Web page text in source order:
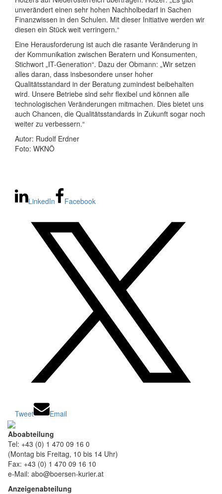
unverändert einen sehr hohen Nachholbedarf in Sachen
Finanzwissen in den Schulen. Mit dieser Initiative werden wir
diesen ein Stück weit verringern.“
Eine Herausforderung ist auch die rasante Veränderung in
der Kommunikation zwischen Beratern und Konsumenten,
Stichwort „IT-Generation“. Dazu der Obmann: „Wir setzen
alles daran, dass insbesondere unser hoher
Qualitätsstandard in der Beratung zumindest beibehalten
wird. Unsere Betriebe sind sehr flexibel und können alle
technologischen Veränderungen mitmachen. Dies bietet uns
auch Chancen, die Qualitätsstandards in Zukunft sogar noch
weiter zu verbessern.“
Autor: Rudolf Erdner
Foto: WKNÖ
LinkedIn Facebook
Tweet Email
Aboabteilung
Tel: +43 (0) 1 470 09 16 0
(Montag bis Freitag, 10 bis 14 Uhr)
Fax: +43 (0) 1 470 09 16 10
e-Mail: abo@boersen-kurier.at
Anzeigenabteilung